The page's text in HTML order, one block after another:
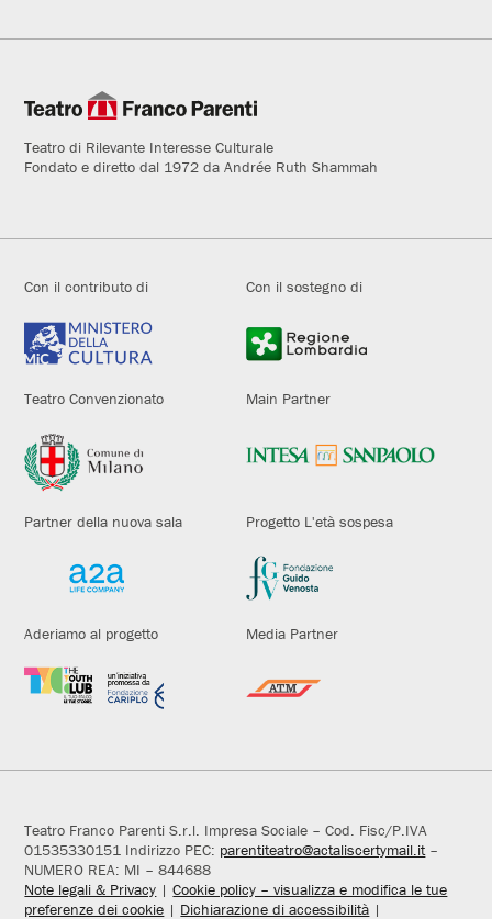
Teatro di Rilevante Interesse Culturale
Fondato e diretto dal 1972 da Andrée Ruth Shammah
Con il contributo di Con il sostegno di
Teatro Convenzionato Main Partner
Partner della nuova sala Progetto L'età sospesa
Aderiamo al progetto Media Partner
Teatro Franco Parenti S.r.l. Impresa Sociale – Cod. Fisc/P.IVA
01535330151 Indirizzo PEC: parentiteatro@actaliscertymail.it–
NUMERO REA: MI – 844688
Note legali & Privacy |Cookie policy – visualizza e modifica le tue
preferenze dei cookie | Dichiarazione di accessibilità |